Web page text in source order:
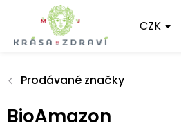
obsah
CZK
Prodávané značky
BioAmazon